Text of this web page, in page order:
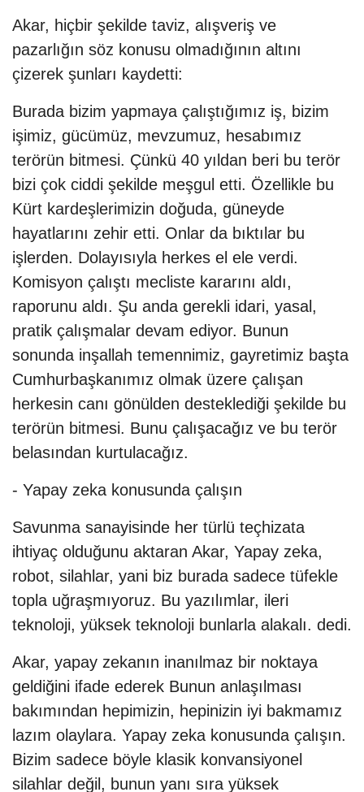
Akar, hiçbir şekilde taviz, alışveriş ve
pazarlığın söz konusu olmadığının altını
çizerek şunları kaydetti:
Burada bizim yapmaya çalıştığımız iş, bizim
işimiz, gücümüz, mevzumuz, hesabımız
terörün bitmesi. Çünkü 40 yıldan beri bu terör
bizi çok ciddi şekilde meşgul etti. Özellikle bu
Kürt kardeşlerimizin doğuda, güneyde
hayatlarını zehir etti. Onlar da bıktılar bu
işlerden. Dolayısıyla herkes el ele verdi.
Komisyon çalıştı mecliste kararını aldı,
raporunu aldı. Şu anda gerekli idari, yasal,
pratik çalışmalar devam ediyor. Bunun
sonunda inşallah temennimiz, gayretimiz başta
Cumhurbaşkanımız olmak üzere çalışan
herkesin canı gönülden desteklediği şekilde bu
terörün bitmesi. Bunu çalışacağız ve bu terör
belasından kurtulacağız.
- Yapay zeka konusunda çalışın
Savunma sanayisinde her türlü teçhizata
ihtiyaç olduğunu aktaran Akar, Yapay zeka,
robot, silahlar, yani biz burada sadece tüfekle
topla uğraşmıyoruz. Bu yazılımlar, ileri
teknoloji, yüksek teknoloji bunlarla alakalı. dedi.
Akar, yapay zekanın inanılmaz bir noktaya
geldiğini ifade ederek Bunun anlaşılması
bakımından hepimizin, hepinizin iyi bakmamız
lazım olaylara. Yapay zeka konusunda çalışın.
Bizim sadece böyle klasik konvansiyonel
silahlar değil, bunun yanı sıra yüksek